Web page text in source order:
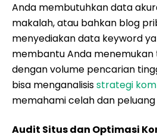
Anda membutuhkan data
makalah, atau bahkan blog
menyediakan data keyword
membantu Anda
dengan volume pencarian
bisa menganalisisstrategi
memahami celah dan peluang
Audit Situs dan Optimasi